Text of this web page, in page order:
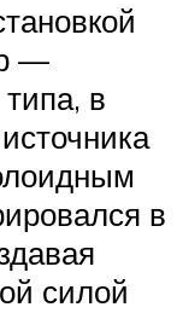
—
в
в
силой